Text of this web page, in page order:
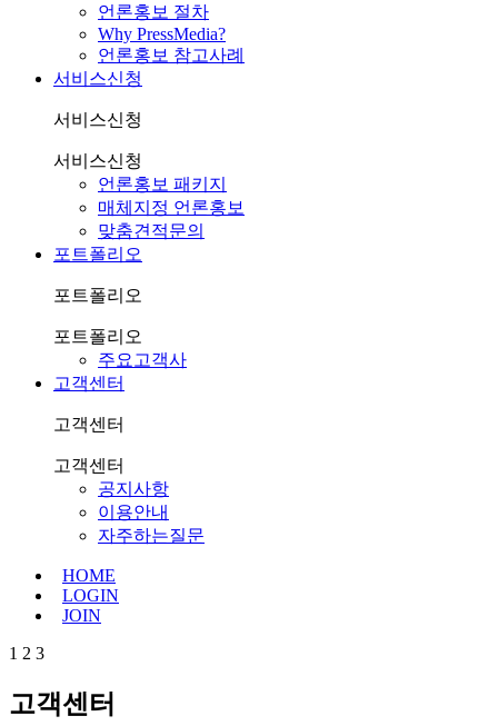
언론홍보 절차
Why PressMedia?
언론홍보 참고사례
서비스신청
서비스신청
서비스신청
언론홍보 패키지
매체지정 언론홍보
맞춤견적문의
포트폴리오
포트폴리오
포트폴리오
주요고객사
고객센터
고객센터
고객센터
공지사항
이용안내
자주하는질문
HOME
LOGIN
JOIN
1 2 3
고객센터